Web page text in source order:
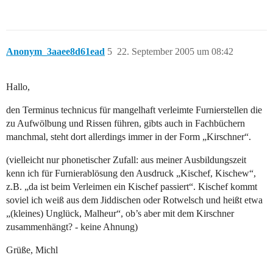
Anonym_3aaee8d61ead 22. September 2005 um 08:42
5
Hallo,
den Terminus technicus für mangelhaft verleimte Furnierstellen die
zu Aufwölbung und Rissen führen, gibts auch in Fachbüchern
manchmal, steht dort allerdings immer in der Form „Kirschner“.
(vielleicht nur phonetischer Zufall: aus meiner Ausbildungszeit
kenn ich für Furnierablösung den Ausdruck „Kischef, Kischew“,
z.B. „da ist beim Verleimen ein Kischef passiert“. Kischef kommt
soviel ich weiß aus dem Jiddischen oder Rotwelsch und heißt etwa
„(kleines) Unglück, Malheur“, ob’s aber mit dem Kirschner
zusammenhängt? - keine Ahnung)
Grüße, Michl